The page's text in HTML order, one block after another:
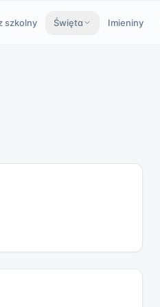
szkolny Święta Imieniny